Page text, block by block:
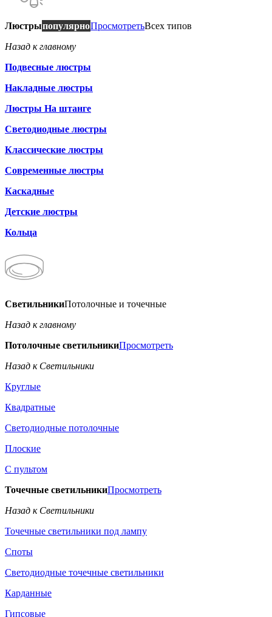
ЛюстрыпопулярноПросмотретьВсех типов
Назад к главному
Подвесные люстры
Накладные люстры
Люстры На штанге
Светодиодные люстры
Классические люстры
Современные люстры
Каскадные
Детские люстры
Кольца
СветильникиПотолочные и точечные
Назад к главному
Потолочные светильникиПросмотреть
Назад к Светильники
Круглые
Квадратные
Светодиодные потолочные
Плоские
С пультом
Точечные светильникиПросмотреть
Назад к Светильники
Точечные светильники под лампу
Споты
Светодиодные точечные светильники
Карданные
Гипсовые